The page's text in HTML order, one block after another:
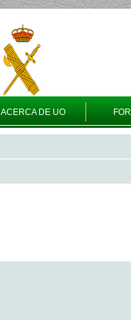
ACERCA DE UO